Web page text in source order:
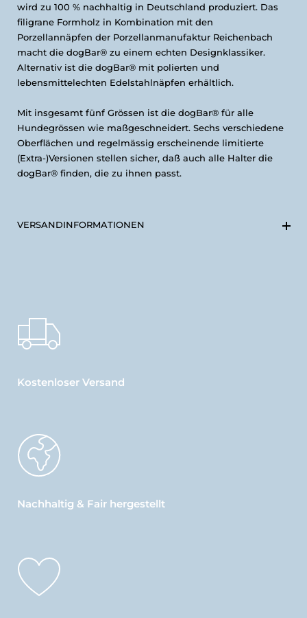
wird zu 100 % nachhaltig in Deutschland produziert. Das
filigrane Formholz in Kombination mit den
Porzellannäpfen der Porzellanmanufaktur Reichenbach
macht die dogBar® zu einem echten Designklassiker.
Alternativ ist die dogBar® mit polierten und
lebensmittelechten Edelstahlnäpfen erhältlich.
Mit insgesamt fünf Grössen ist die dogBar® für alle
Hundegrössen wie maßgeschneidert. Sechs verschiedene
Oberflächen und regelmässig erscheinende limitierte
(Extra-)Versionen stellen sicher, daß auch alle Halter die
dogBar® finden, die zu ihnen passt.
VERSANDINFORMATIONEN
Kostenloser Versand
Nachhaltig & Fair hergestellt